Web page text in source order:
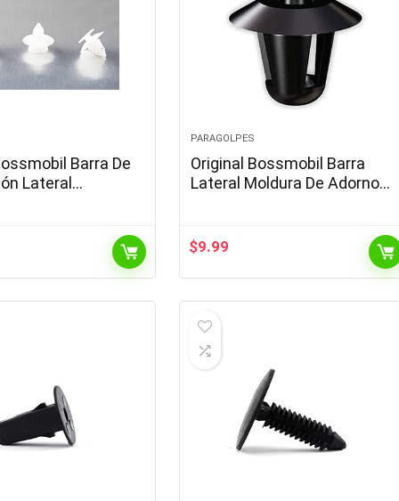
Barra De
Lateral
10
PARAGOLPES
Original Bossmobil Barra
Lateral Moldura De Adorno
X 10 mm…
$9.99